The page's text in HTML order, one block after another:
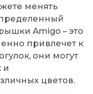
менять
Amigo – это
привлечет к
они могут
и
цветов.